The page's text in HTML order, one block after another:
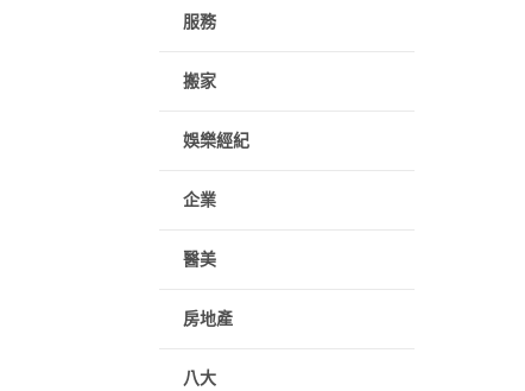
服務
搬家
娛樂經紀
企業
醫美
房地產
八大